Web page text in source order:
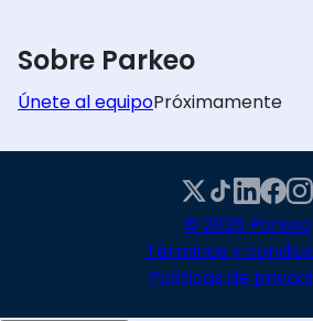
Sobre Parkeo
Únete al equipoPróximamente
© 2026 Parkeo
Términos y
Políticas de